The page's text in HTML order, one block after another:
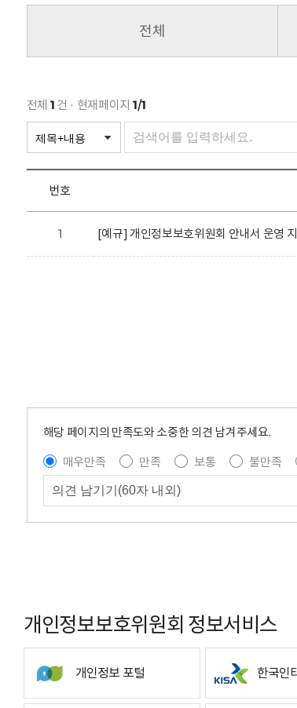
회
전체
전체 1 건 · 현재페이지 1/1
번호
1 [예규] 개인정보보호위원회 안내서 운영
해당 페이지의 만족도와 소중한 의견 남겨주세요.
매우만족
만족 보통 불만족
개인정보보호위원회 정보서비스
개인정보 포털 한국인